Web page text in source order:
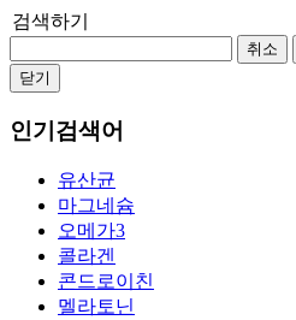
검색하기
취소
닫기
인기검색어
유산균
마그네슘
오메가3
콜라겐
콘드로이친
멜라토닌